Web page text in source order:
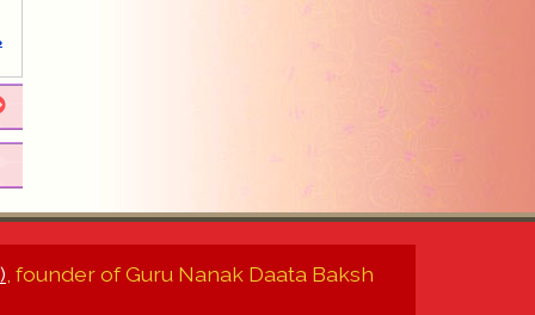
, founder of Guru Nanak Daata Baksh